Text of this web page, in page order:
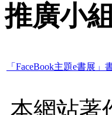
推廣小
「FaceBook主題e書展」
本網站著